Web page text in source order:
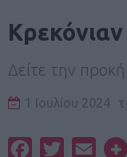
Δείτε την
1 Ιουλίου 2024
FacebookTwitterEmail